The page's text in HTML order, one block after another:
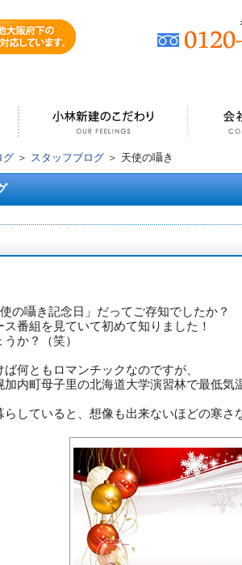
グ ＞ スタッフブログ ＞ 天使の囁き
の囁き記念日」だってご存知でしたか？
ス番組を見ていて初めて知りました！
か？（笑）
何ともロマンチックなのですが、
加内町母子里の北海道大学演習林で最低気
らしていると、想像も出来ないほどの寒さ